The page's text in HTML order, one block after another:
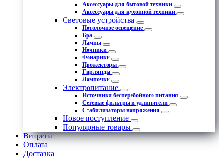
Аксессуары для бытовой техники
Аксессуары для кухонной техники
Световые устройства
Потолочное освещение
Бра
Лампы
Ночники
Фонарики
Прожекторы
Гирлянды
Лампочки
Электропитание
Источники бесперебойного питания
Сетевые фильтры и удлинители
Стабилизаторы напряжения
Новое поступление
Популярные товары
Витрина
Оплата
Доставка